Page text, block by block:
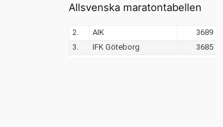
Allsvenska maratontabellen